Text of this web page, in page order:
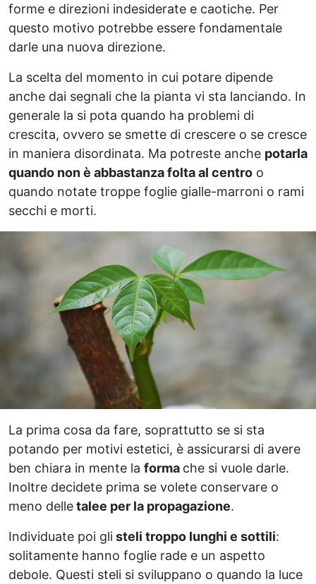
forme e direzioni indesiderate e caotiche. Per
questo motivo potrebbe essere fondamentale
darle una nuova direzione.
La scelta del momento in cui potare dipende
anche dai segnali che la pianta vi sta lanciando. In
generale la si pota quando ha problemi di
crescita, ovvero se smette di crescere o se cresce
in maniera disordinata. Ma potreste anche potarla
quando non è abbastanza folta al centro o
quando notate troppe foglie gialle-marroni o rami
secchi e morti.
La prima cosa da fare, soprattutto se si sta
potando per motivi estetici, è assicurarsi di avere
ben chiara in mente la forma che si vuole darle.
Inoltre decidete prima se volete conservare o
meno delletalee per la propagazione.
Individuate poi glisteli troppo lunghi e sottili:
solitamente hanno foglie rade e un aspetto
debole. Questi steli si sviluppano o quando la luce